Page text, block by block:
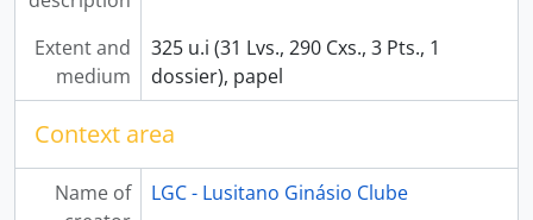
Extent and
medium
325 u.i (31 Lvs., 290 Cxs., 3 Pts., 1
dossier), papel
Context area
Name of
LGC - Lusitano Ginásio Clube